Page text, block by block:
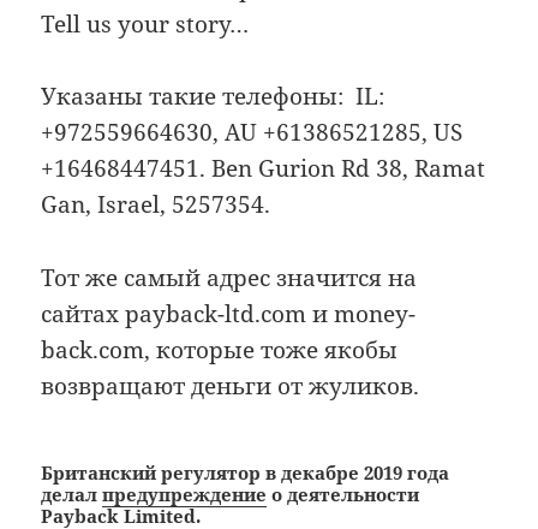
Tell us your story…
Указаны такие телефоны: IL:
+972559664630, AU +61386521285, US
+16468447451. Ben Gurion Rd 38, Ramat
Gan, Israel, 5257354.
Тот же самый адрес значится на
сайтах payback-ltd.com и money-
back.com, которые тоже якобы
возвращают деньги от жуликов.
Британский регулятор в декабре 2019 года
делалпредупреждение о деятельности
Payback Limited.